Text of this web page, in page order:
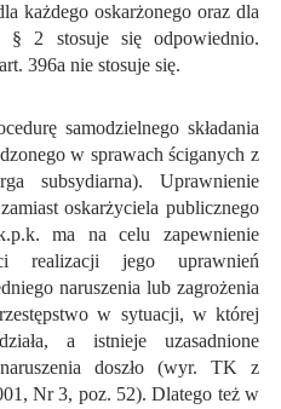
każdego oskarżonego oraz dla
§ 2 stosuje się odpowiednio.
396a nie stosuje się.
samodzielnego składania
w sprawach ściganych z
subsydiarna). Uprawnienie
oskarżyciela publicznego
ma na celu zapewnienie
realizacji jego uprawnień
naruszenia lub zagrożenia
w sytuacji, w której
a istnieje uzasadnione
doszło (wyr. TK z
Nr 3, poz. 52). Dlatego też w